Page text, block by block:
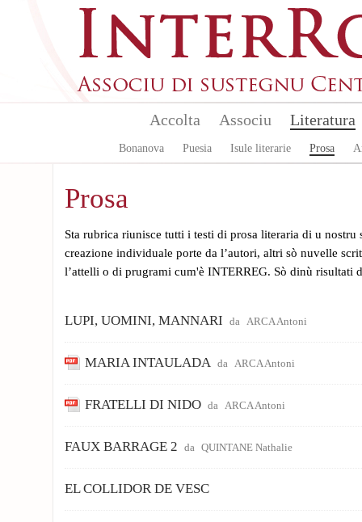
Accolta Associu Literatura
Bonanova Puesia Isule literarie Prosa
Prosa
Sta rubrica riunisce tutti i testi di prosa literaria di u nostru
creazione individuale porte da l’autori, altri sò nuvelle
l’attelli o di prugrami cum'è INTERREG. Sò dinù risultati
LUPI, UOMINI, MANNARI da ARCA Antoni
MARIA INTAULADA da ARCA Antoni
FRATELLI DI NIDO da ARCA Antoni
FAUX BARRAGE 2 da QUINTANE Nathalie
EL COLLIDOR DE VESC